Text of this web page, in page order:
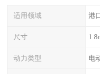
适用领域 港
尺寸
动力类型 电